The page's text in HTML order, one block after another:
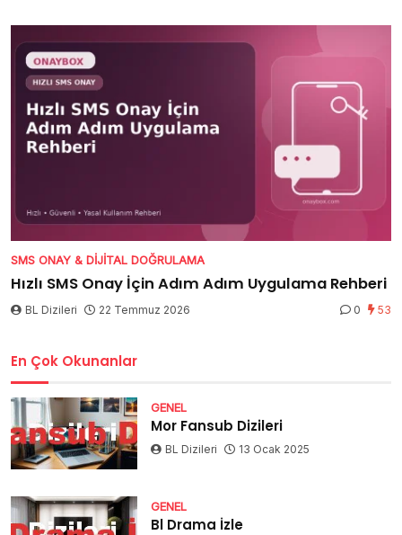
SMS ONAY & DIJITAL DOĞRULAMA
Hızlı SMS Onay İçin Adım Adım Uygulama Rehberi
BL Dizileri 22 Temmuz 2026 0 53
En Çok Okunanlar
GENEL
Mor Fansub Dizileri
BL Dizileri 13 Ocak 2025
GENEL
Bl Drama İzle